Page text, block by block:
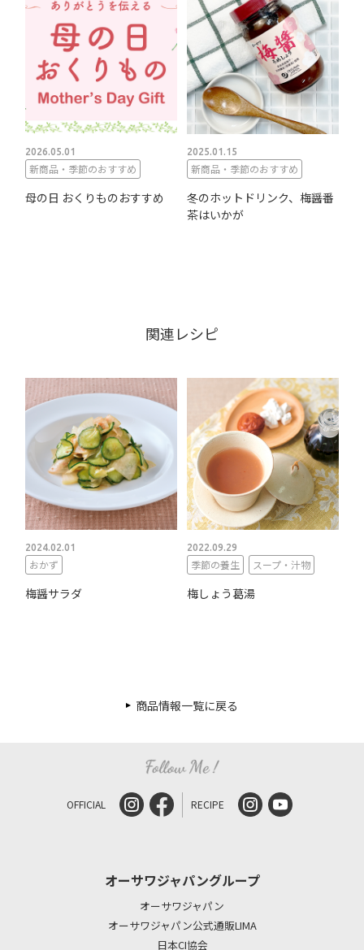
2026.05.01
新商品・季節のおすすめ
母の日 おくりものおすすめ
2025.01.15
新商品・季節のおすすめ
冬のホットドリンク、梅醤番
茶はいかが
関連レシピ
2024.02.01
おかず
梅醤サラダ
2022.09.29
季節の養生 スープ・汁物
梅しょう葛湯
商品情報一覧に戻る
OFFICIAL RECIPE
オーサワジャパングループ
オーサワジャパン
オーサワジャパン公式通販LIMA
日本CI協会